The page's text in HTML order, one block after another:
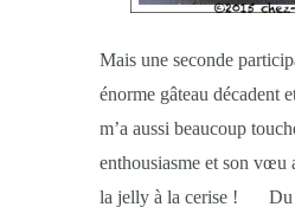
Mais une seconde
énorme gâteau décadent
m’a aussi beaucoup
enthousiasme et son vœu
la jelly à la cerise !
Du